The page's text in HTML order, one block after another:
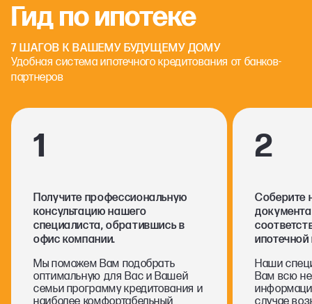
Гид по ипотеке
7 ШАГОВ К ВАШЕМУ БУДУЩЕМУ ДОМУ
Удобная система ипотечного кредитования от банков-
партнеров
1
Получите профессиональную
консультацию нашего
специалиста, обратившись в
офис компании.
Мы поможем Вам подобрать
оптимальную для Вас и Вашей
семьи программу кредитования и
2
Соберите
Наши
Вам всю